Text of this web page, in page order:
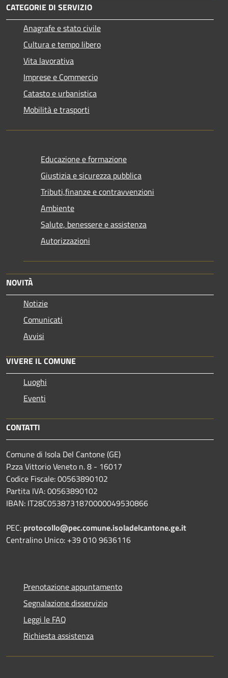
CATEGORIE DI SERVIZIO
Anagrafe e stato civile
Cultura e tempo libero
Vita lavorativa
Imprese e Commercio
Catasto e urbanistica
Mobilità e trasporti
Educazione e formazione
Giustizia e sicurezza pubblica
Tributi,finanze e contravvenzioni
Ambiente
Salute, benessere e assistenza
Autorizzazioni
NOVITÀ
Notizie
Comunicati
Avvisi
VIVERE IL COMUNE
Luoghi
Eventi
CONTATTI
Comune di Isola Del Cantone (GE)
P.zza Vittorio Veneto n. 8 - 16017
Codice Fiscale: 00563890102
Partita IVA: 00563890102
IBAN: IT28C0538731870000049530866
PEC: protocollo@pec.comune.isoladelcantone.ge.it
Centralino Unico: +39 010 9636116
Prenotazione appuntamento
Segnalazione disservizio
Leggi le FAQ
Richiesta assistenza